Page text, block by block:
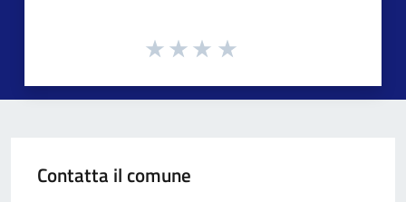
Contatta il comune